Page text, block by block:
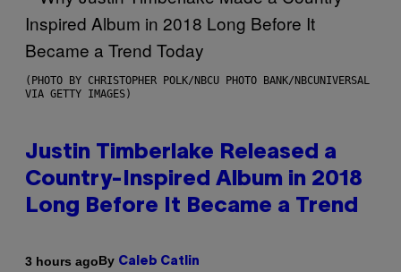
(PHOTO BY CHRISTOPHER POLK/NBCU PHOTO BANK/NBCUNIVERSAL
VIA GETTY IMAGES)
Justin Timberlake Released a
Country-Inspired Album in 2018
Long Before It Became a Trend
3 hours agoBy Caleb Catlin